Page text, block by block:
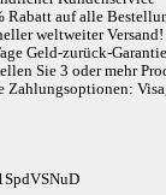
Rabatt auf alle
weltweiter Versand!
Geld-zurück-
Sie 3 oder mehr
Zahlungsoptionen: